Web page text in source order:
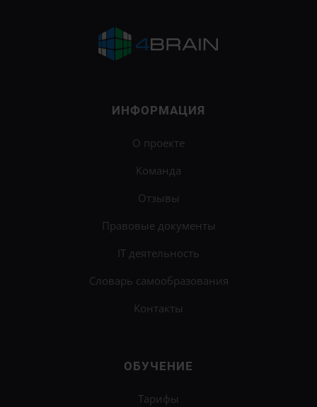
ИНФОРМАЦИЯ
О проекте
Команда
Отзывы
Правовые документы
IT деятельность
Словарь самообразования
Контакты
ОБУЧЕНИЕ
Тарифы